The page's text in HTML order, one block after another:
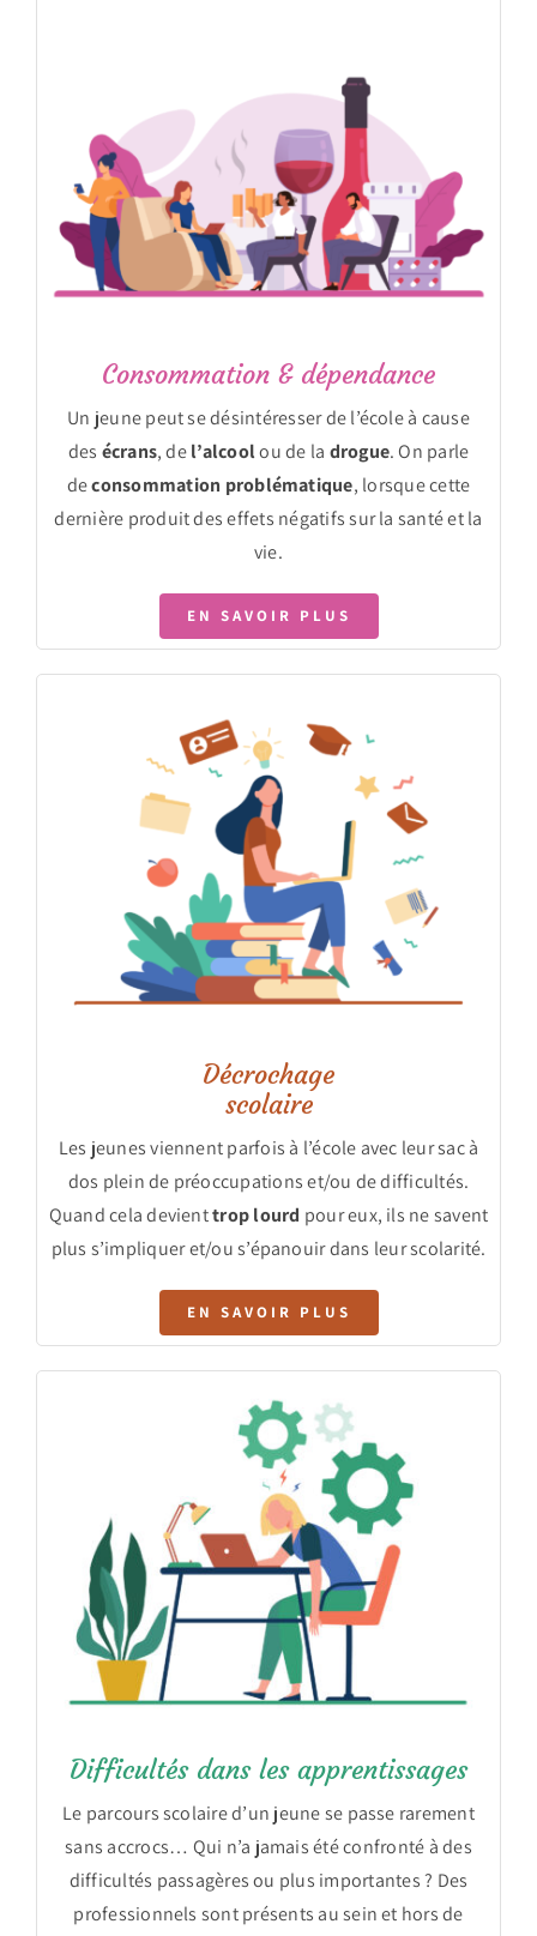
Consommation & dépendance
Un jeune peut se désintéresser de l’école à cause
des écrans, del’alcoolou de la drogue. On parle
deconsommation problématique, lorsque cette
dernière produit des effets négatifs sur la santé et la
vie.
EN SAVOIR PLUS
Décrochage
scolaire
Les jeunes viennent parfois à l’école avec leur sac à
dos plein de préoccupations et/ou de difficultés.
Quand cela devienttrop lourd pour eux, ils ne savent
plus s’impliquer et/ou s’épanouir dans leur scolarité.
EN SAVOIR PLUS
Difficultés dans les apprentissages
Le parcours scolaire d’un jeune se passe rarement
sans accrocs… Qui n’a jamais été confronté à des
difficultés passagères ou plus importantes ? Des
professionnels sont présents au sein et hors de